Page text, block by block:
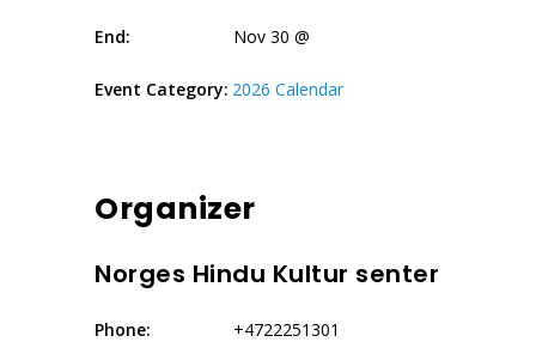
End: Nov 30 @
Event Category: 2026 Calendar
Organizer
Norges Hindu Kultur senter
Phone: +4722251301